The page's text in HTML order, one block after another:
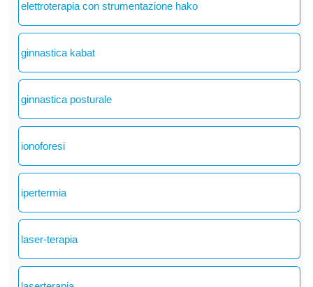
elettroterapia con strumentazione hako
ginnastica kabat
ginnastica posturale
ionoforesi
ipertermia
laser-terapia